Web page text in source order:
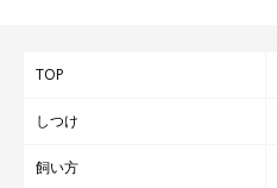
TOP
しつけ
飼い方